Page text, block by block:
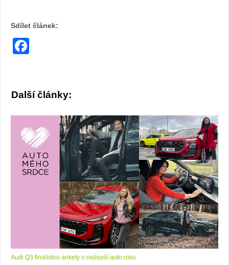
Sdílet článek:
Další články:
Audi Q3 finalistou ankety o nejlepší auto roku